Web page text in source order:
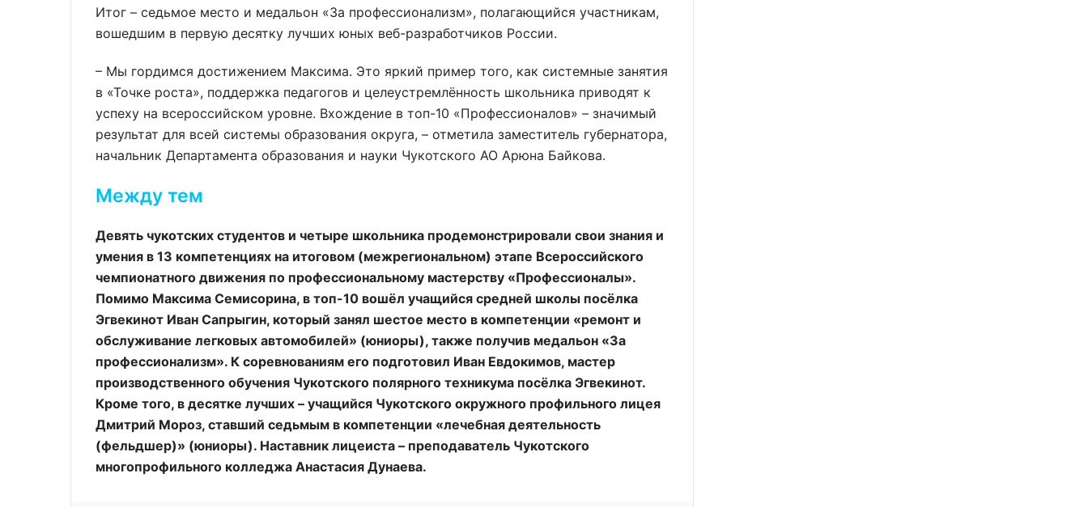
Итог – седьмое место и медальон «За профессионализм», полагающийся участникам,
вошедшим в первую десятку лучших юных веб-разработчиков России.
– Мы гордимся достижением Максима. Это яркий пример того, как системные занятия
в «Точке роста», поддержка педагогов и целеустремлённость школьника приводят к
успеху на всероссийском уровне. Вхождение в топ-10 «Профессионалов» – значимый
результат для всей системы образования округа, – отметила заместитель губернатора,
начальник Департамента образования и науки Чукотского АО Арюна Байкова.
Между тем
Девять чукотских студентов и четыре школьника продемонстрировали свои знания и
умения в 13 компетенциях на итоговом (межрегиональном) этапе Всероссийского
чемпионатного движения по профессиональному мастерству «Профессионалы».
Помимо Максима Семисорина, в топ-10 вошёл учащийся средней школы посёлка
Эгвекинот Иван Сапрыгин, который занял шестое место в компетенции «ремонт и
обслуживание легковых автомобилей» (юниоры), также получив медальон «За
профессионализм». К соревнованиям его подготовил Иван Евдокимов, мастер
производственного обучения Чукотского полярного техникума посёлка Эгвекинот.
Кроме того, в десятке лучших – учащийся Чукотского окружного профильного лицея
Дмитрий Мороз, ставший седьмым в компетенции «лечебная деятельность
(фельдшер)» (юниоры). Наставник лицеиста – преподаватель Чукотского
многопрофильного колледжа Анастасия Дунаева.